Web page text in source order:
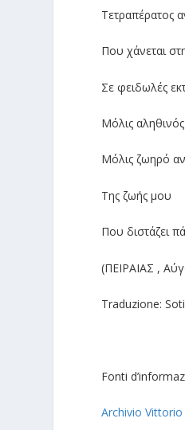
Τετραπέρατος
Που χάνεται
Σε φειδωλές
Μόλις αληθινός
Μόλις ζωηρό
Της ζωής μου
Που διστάζει
(ΠΕΙΡΑΙΑΣ ,
Traduzione:
Fonti
Archivio Vittorio